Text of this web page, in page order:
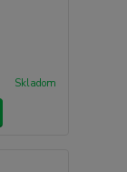
Skladom